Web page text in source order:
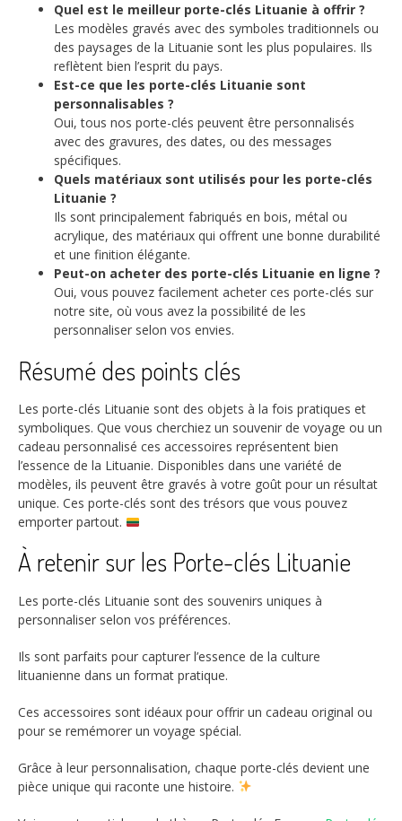
Quel est le meilleur porte-clés Lituanie à offrir ?
Les modèles gravés avec des symboles traditionnels ou
des paysages de la Lituanie sont les plus populaires. Ils
reflètent bien l’esprit du pays.
Est-ce que les porte-clés Lituanie sont
personnalisables ?
Oui, tous nos porte-clés peuvent être personnalisés
avec des gravures, des dates, ou des messages
spécifiques.
Quels matériaux sont utilisés pour les porte-clés
Lituanie ?
Ils sont principalement fabriqués en bois, métal ou
acrylique, des matériaux qui offrent une bonne durabilité
et une finition élégante.
Peut-on acheter des porte-clés Lituanie en ligne ?
Oui, vous pouvez facilement acheter ces porte-clés sur
notre site, où vous avez la possibilité de les
personnaliser selon vos envies.
Résumé des points clés
Les porte-clés Lituanie sont des objets à la fois pratiques et
symboliques. Que vous cherchiez un souvenir de voyage ou un
cadeau personnalisé ces accessoires représentent bien
l’essence de la Lituanie. Disponibles dans une variété de
modèles, ils peuvent être gravés à votre goût pour un résultat
unique. Ces porte-clés sont des trésors que vous pouvez
emporter partout.
À retenir sur les Porte-clés Lituanie
Les porte-clés Lituanie sont des souvenirs uniques à
personnaliser selon vos préférences.
Ils sont parfaits pour capturer l’essence de la culture
lituanienne dans un format pratique.
Ces accessoires sont idéaux pour offrir un cadeau original ou
pour se remémorer un voyage spécial.
Grâce à leur personnalisation, chaque porte-clés devient une
pièce unique qui raconte une histoire.